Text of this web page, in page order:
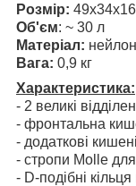
Розмір: 49x34x16
Об'єм: ~ 30 л
Матеріал:
Вага: 0,9 кг
Характеристика:
- 2 великі
- фронтальна
- додаткові
- стропи Molle для
- D-подібні